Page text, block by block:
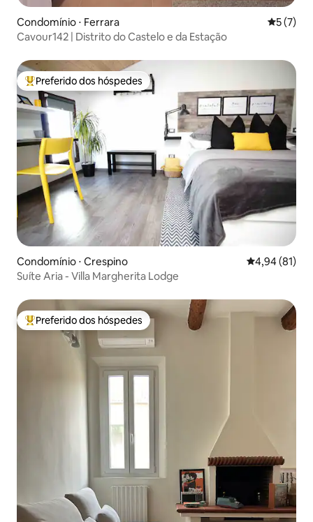
Condomínio ⋅ Ferrara 5 de
5 (7)
Cavour142 | Distrito do Castelo e da Estação
Entre os melhores preferidos dos hóspedes
Preferido dos hóspedes
Condomínio ⋅ Crespino 4,94 de uma
4,94 (81)
Suíte Aria - Villa Margherita Lodge
Entre os melhores preferidos dos hóspedes
Preferido dos hóspedes